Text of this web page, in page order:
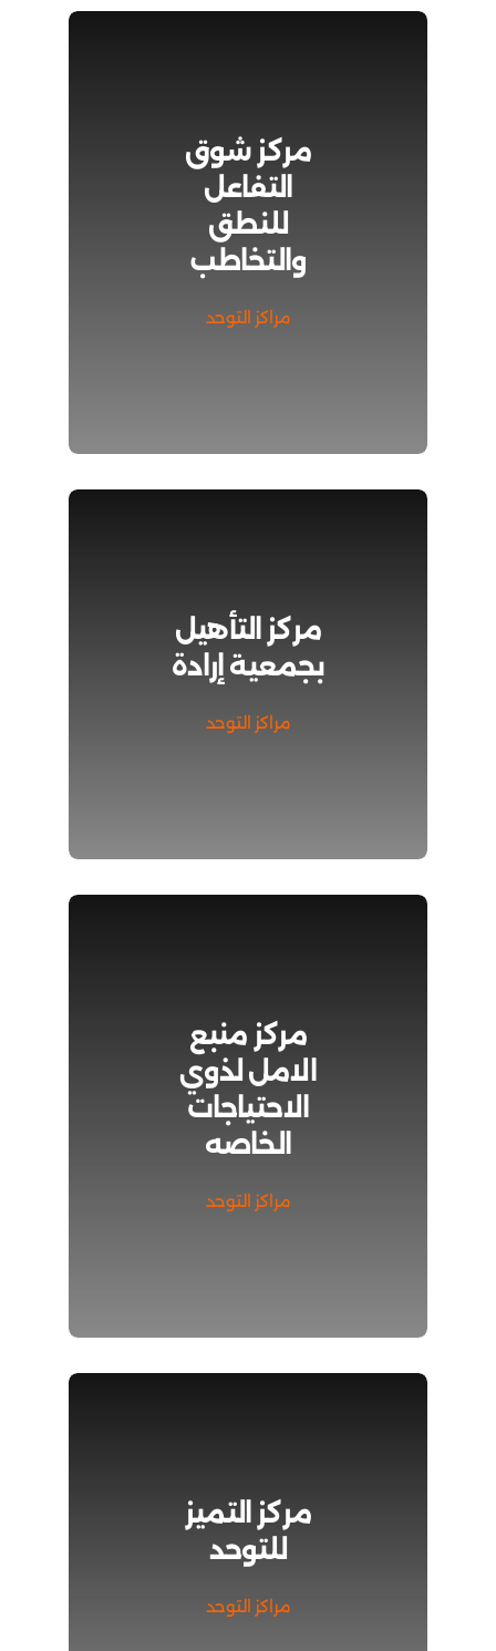
مركز شوق
التفاعل
للنطق
والتخاطب
مراكز التوحد
مركز التأهيل
بجمعية إرادة
مراكز التوحد
مركز منبع
الامل لذوي
الاحتياجات
الخاصه
مراكز التوحد
مركز التميز
للتوحد
مراكز التوحد